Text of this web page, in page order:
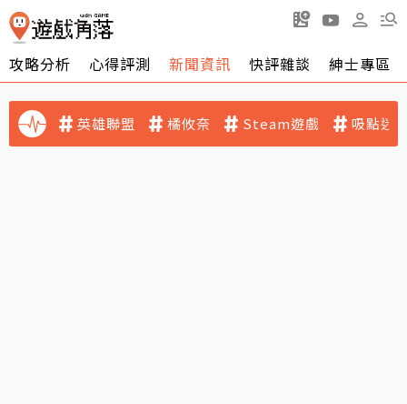
攻略分析 心得評測 新聞資訊 快評雜談 紳士專區
英雄聯盟 橘攸奈 Steam遊戲 吸點迷